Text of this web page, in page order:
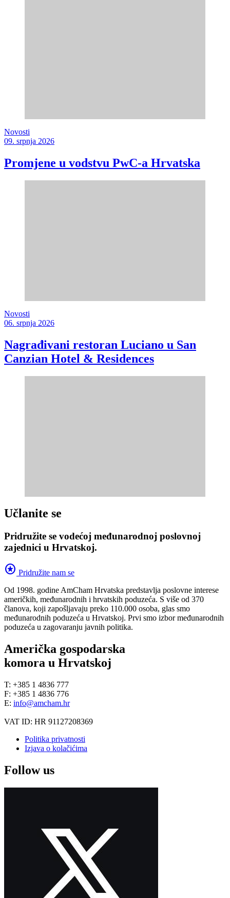
Novosti
09. srpnja 2026
Promjene u vodstvu PwC-a Hrvatska
Novosti
06. srpnja 2026
Nagrađivani restoran Luciano u San
Canzian Hotel & Residences
Učlanite se
Pridružite se vodećoj međunarodnoj poslovnoj
zajednici u Hrvatskoj.
stars Pridružite nam se
Od 1998. godine AmCham Hrvatska predstavlja poslovne interese
američkih, međunarodnih i hrvatskih poduzeća. S više od 370
članova, koji zapošljavaju preko 110.000 osoba, glas smo
međunarodnih poduzeća u Hrvatskoj. Prvi smo izbor međunarodnih
poduzeća u zagovaranju javnih politika.
Američka gospodarska
komora u Hrvatskoj
T: +385 1 4836 777
F: +385 1 4836 776
E: info@amcham.hr
VAT ID: HR 91127208369
Politika privatnosti
Izjava o kolačićima
Follow us